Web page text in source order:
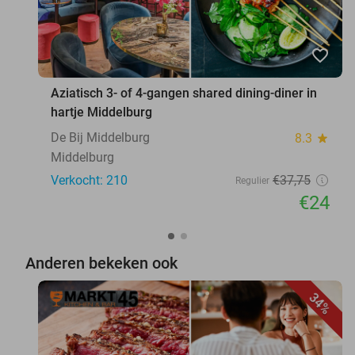
favorite_border
Aziatisch 3- of 4-gangen shared dining-diner in
hartje Middelburg
De Bij Middelburg
8.3 star
Middelburg
Verkocht: 210
Regulier €37,75
€24
Anderen bekeken ook
34%